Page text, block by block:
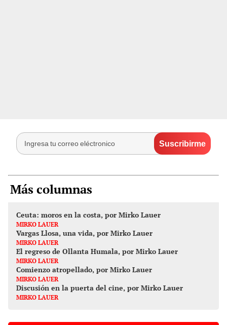
Más columnas
Ceuta: moros en la costa, por Mirko Lauer
MIRKO LAUER
Vargas Llosa, una vida, por Mirko Lauer
MIRKO LAUER
El regreso de Ollanta Humala, por Mirko Lauer
MIRKO LAUER
Comienzo atropellado, por Mirko Lauer
MIRKO LAUER
Discusión en la puerta del cine, por Mirko Lauer
MIRKO LAUER